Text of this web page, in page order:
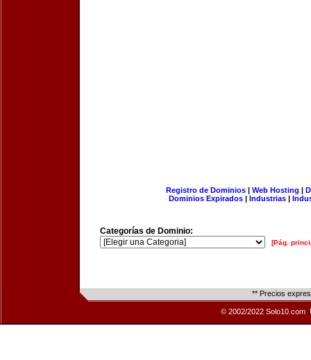
Registro de Dominios| Web Hosting |
Dominios Expirados | Industrias |
Categorías de Dominio:
[Pág.
** Precios
© 2002/2022 Solo10.com